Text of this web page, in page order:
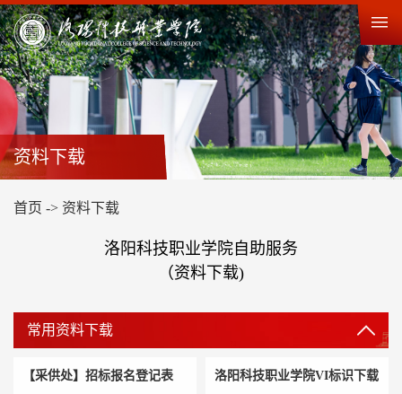
资料下载
首页 -> 资料下载
洛阳科技职业学院自助服务
（资料下载)
常用资料下载
【采供处】招标报名登记表 洛阳科技职业学院VI标识下载